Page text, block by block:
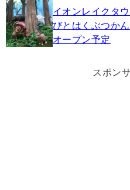
イオンレイクタ
びとはくぶつか
オープン予定
スポン